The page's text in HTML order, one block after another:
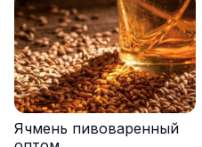
Ячмень пивоваренный